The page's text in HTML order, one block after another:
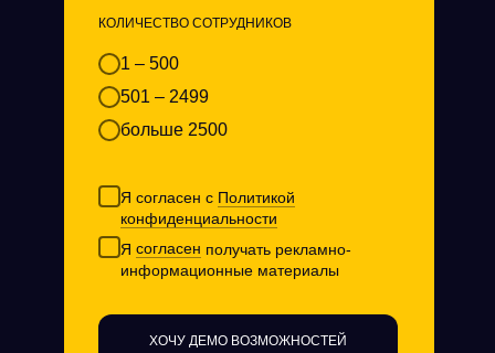
КОЛИЧЕСТВО СОТРУДНИКОВ
1 – 500
501 – 2499
больше 2500
Я согласен с Политикой
конфиденциальности
Я согласен получать рекламно-
информационные материалы
ХОЧУ ДЕМО ВОЗМОЖНОСТЕЙ